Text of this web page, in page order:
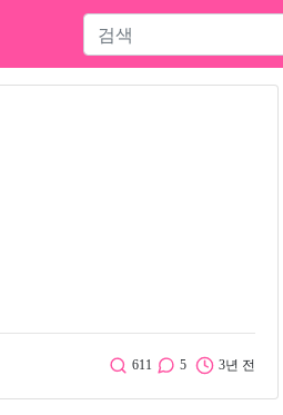
611 5 3년 전